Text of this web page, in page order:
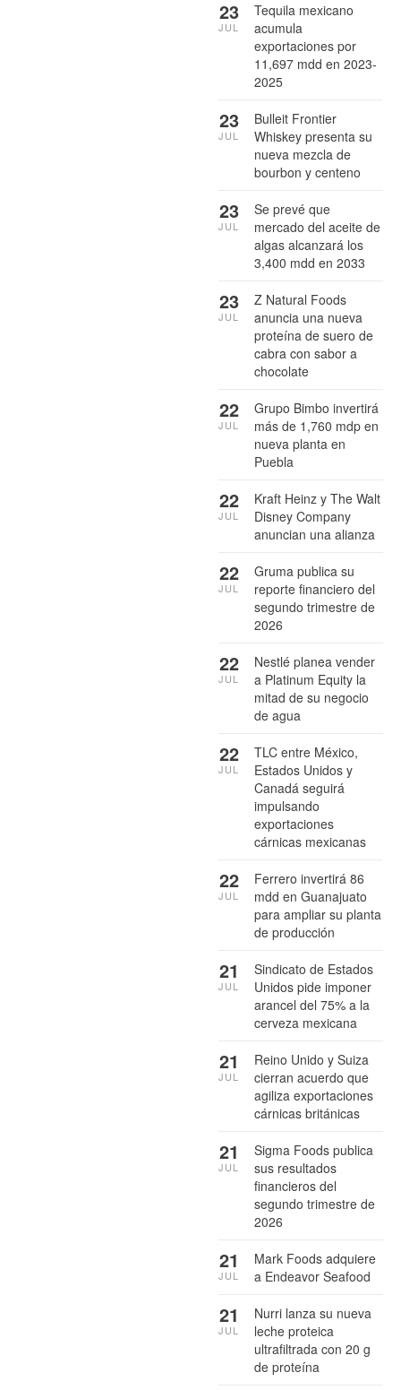
Tequila mexicano
acumula
exportaciones por
11,697 mdd en 2023-
2025
23
JUL
Bulleit Frontier
Whiskey presenta su
nueva mezcla de
bourbon y centeno
23
JUL
Se prevé que
mercado del aceite de
algas alcanzará los
3,400 mdd en 2033
23
JUL
Z Natural Foods
anuncia una nueva
proteína de suero de
cabra con sabor a
chocolate
23
JUL
Grupo Bimbo invertirá
más de 1,760 mdp en
nueva planta en
Puebla
22
JUL
Kraft Heinz y The Walt
Disney Company
anuncian una alianza
22
JUL
Gruma publica su
reporte financiero del
segundo trimestre de
2026
22
JUL
Nestlé planea vender
a Platinum Equity la
mitad de su negocio
de agua
22
JUL
TLC entre México,
Estados Unidos y
Canadá seguirá
impulsando
exportaciones
cárnicas mexicanas
22
JUL
Ferrero invertirá 86
mdd en Guanajuato
para ampliar su planta
de producción
22
JUL
Sindicato de Estados
Unidos pide imponer
arancel del 75% a la
cerveza mexicana
21
JUL
Reino Unido y Suiza
cierran acuerdo que
agiliza exportaciones
cárnicas británicas
21
JUL
Sigma Foods publica
sus resultados
financieros del
segundo trimestre de
2026
21
JUL
Mark Foods adquiere
a Endeavor Seafood
21
JUL
Nurri lanza su nueva
leche proteica
ultrafiltrada con 20 g
de proteína
21
JUL